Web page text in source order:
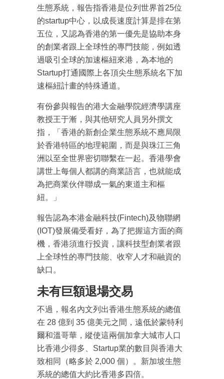
生態系統，報告指香港是位列世界首25位
的startup中心，以成長速度計算是排在第
五位，又認為香港的第一優先是協助本身
的創業者跟上全球性的專門技能，例如透
過吸引全球的加速樞紐來港，為本地的
Startup打通國際上各頂尖生態系統名下加
速樞紐計畫的特殊通道。
有份參與報告的港大金融學院經濟學講座
教授王于漸，與其他研究人員另外撰文
指，「香港的新創企業生態系統不應局限
於香港特區的地理範圍，而是與珠江三角
洲以至全世界密切聯繫在一起。香港學會
講世上每個人都講的商業語言，也就能成
為把商業伙伴聯成一氣的東道主和樞
紐。」
報告認為本港金融科技(Fintech)及物聯網
(IOT)發展備受看好，為了把握這方面的商
機，香港須進行投資，讓科技型創業者跟
上全球性的專門技能、收窄人才和融資的
缺口。
未有巨額退場交易
不過，報名內文列出香港生態系統的總值
在 28 億到 35 億美元之間，遠低於蒙特利
爾和溫哥華，縱使這兩個加拿大城市人口
比香港少得多、Startup業的數目與香港大
致相同（略多於 2,000 個）。新加坡生態
系統的總值大約比香港多四倍。
成為 EJ Tech 會員